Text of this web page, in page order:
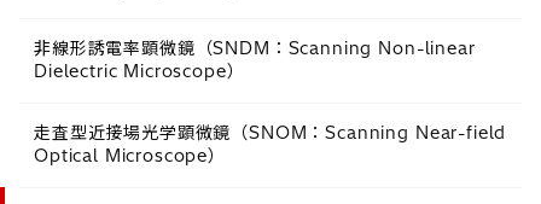
非線形誘電率顕微鏡（SNDM：Scanning Non-linear
Dielectric Microscope）
走査型近接場光学顕微鏡（SNOM：Scanning Near-field
Optical Microscope）